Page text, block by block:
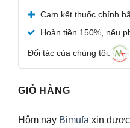
Được xếp
hạng5.00
5 sao
Cam kết thuốc chính
Hoàn tiền 150%, nếu
Đối tác của chúng tôi:
GIỎ HÀNG
Hôm nay Bimufa xin